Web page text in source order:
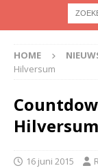
HOME
Hilversum
Hilversum
16 juni 2015